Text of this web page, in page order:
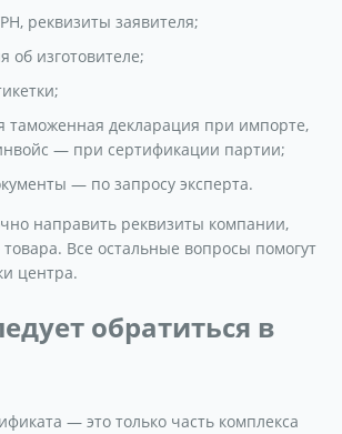
реквизиты заявителя;
об изготовителе;
таможенная декларация при импорте,
— при сертификации партии;
— по запросу эксперта.
направить реквизиты компании,
Все остальные вопросы помогут
центра.
обратиться в
— это только часть комплекса